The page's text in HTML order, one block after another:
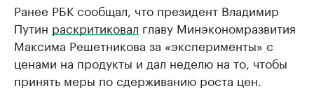
Ранее РБК сообщал, что президент Владимир
Путин раскритиковал главу Минэкономразвития
Максима Решетникова за «эксперименты» с
ценами на продукты и дал неделю на то, чтобы
принять меры по сдерживанию роста цен.